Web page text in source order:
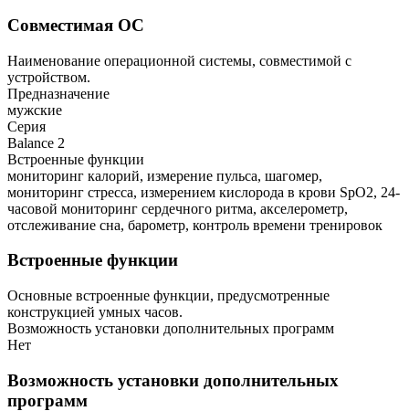
Совместимая ОС
Наименование операционной системы, совместимой с
устройством.
Предназначение
мужские
Серия
Balance 2
Встроенные функции
мониторинг калорий, измерение пульса, шагомер,
мониторинг стресса, измерением кислорода в крови SpO2, 24-
часовой мониторинг сердечного ритма, акселерометр,
отслеживание сна, барометр, контроль времени тренировок
Встроенные функции
Основные встроенные функции, предусмотренные
конструкцией умных часов.
Возможность установки дополнительных программ
Нет
Возможность установки дополнительных
программ